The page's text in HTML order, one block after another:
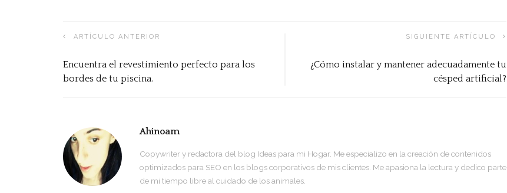
ARTÍCULO ANTERIOR
Encuentra el revestimiento perfecto para los
bordes de tu piscina.
SIGUIENTE ARTÍCULO
¿Cómo instalar y mantener adecuadamente tu
césped artificial?
Ahinoam
Copywriter y redactora del blog Ideas para mi Hogar. Me especializo en la creación de contenidos
optimizados para SEO en los blogs corporativos de mis clientes. Me apasiona la lectura y dedico parte
de mi tiempo libre al cuidado de los animales.